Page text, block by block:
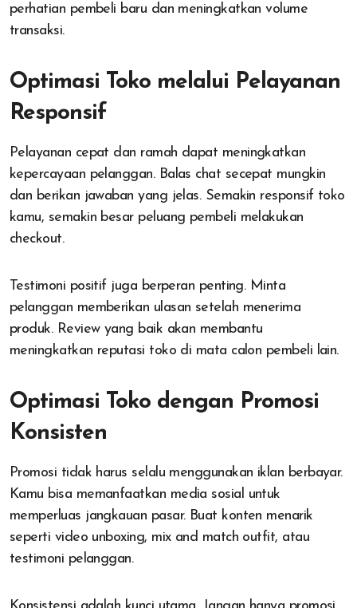
perhatian pembeli baru dan meningkatkan volume
transaksi.
Optimasi Toko melalui Pelayanan
Responsif
Pelayanan cepat dan ramah dapat meningkatkan
kepercayaan pelanggan. Balas chat secepat mungkin
dan berikan jawaban yang jelas. Semakin responsif toko
kamu, semakin besar peluang pembeli melakukan
checkout.
Testimoni positif juga berperan penting. Minta
pelanggan memberikan ulasan setelah menerima
produk. Review yang baik akan membantu
meningkatkan reputasi toko di mata calon pembeli lain.
Optimasi Toko dengan Promosi
Konsisten
Promosi tidak harus selalu menggunakan iklan berbayar.
Kamu bisa memanfaatkan media sosial untuk
memperluas jangkauan pasar. Buat konten menarik
seperti video unboxing, mix and match outfit, atau
testimoni pelanggan.